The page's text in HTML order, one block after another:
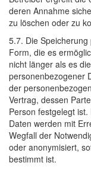
deren Annahme
zu löschen oder zu
5.7. Die
Form, die es
nicht länger als es
personenbezogener
der
Vertrag, dessen
Person festgelegt
Daten werden mit
Wegfall der
oder anonymisiert,
bestimmt ist.